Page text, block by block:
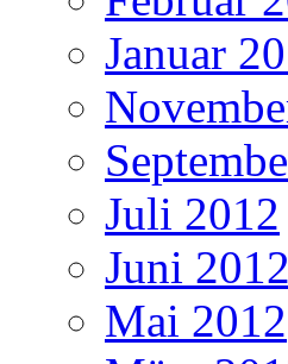
Januar
Juli 2012
Juni 2012
Mai 2012